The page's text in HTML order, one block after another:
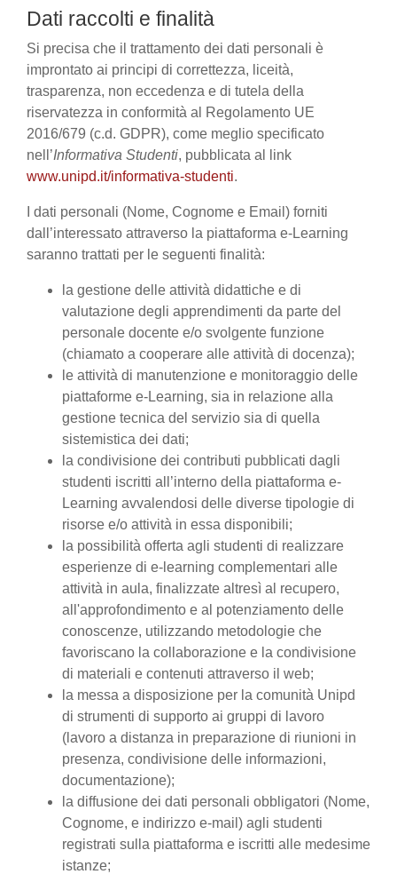
Dati raccolti e finalità
Si precisa che il trattamento dei dati personali è
improntato ai principi di correttezza, liceità,
trasparenza, non eccedenza e di tutela della
riservatezza in conformità al Regolamento UE
2016/679 (c.d. GDPR), come meglio specificato
nell’Informativa Studenti, pubblicata al link
www.unipd.it/informativa-studenti.
I dati personali (Nome, Cognome e Email) forniti
dall’interessato attraverso la piattaforma e-Learning
saranno trattati per le seguenti finalità:
la gestione delle attività didattiche e di
valutazione degli apprendimenti da parte del
personale docente e/o svolgente funzione
(chiamato a cooperare alle attività di docenza);
le attività di manutenzione e monitoraggio delle
piattaforme e-Learning, sia in relazione alla
gestione tecnica del servizio sia di quella
sistemistica dei dati;
la condivisione dei contributi pubblicati dagli
studenti iscritti all’interno della piattaforma e-
Learning avvalendosi delle diverse tipologie di
risorse e/o attività in essa disponibili;
la possibilità offerta agli studenti di realizzare
esperienze di e-learning complementari alle
attività in aula, finalizzate altresì al recupero,
all'approfondimento e al potenziamento delle
conoscenze, utilizzando metodologie che
favoriscano la collaborazione e la condivisione
di materiali e contenuti attraverso il web;
la messa a disposizione per la comunità Unipd
di strumenti di supporto ai gruppi di lavoro
(lavoro a distanza in preparazione di riunioni in
presenza, condivisione delle informazioni,
documentazione);
la diffusione dei dati personali obbligatori (Nome,
Cognome, e indirizzo e-mail) agli studenti
registrati sulla piattaforma e iscritti alle medesime
istanze;